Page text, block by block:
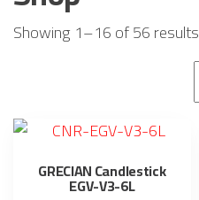
Showing 1–16 of 56 results
GRECIAN Candlestick
EGV-V3-6L